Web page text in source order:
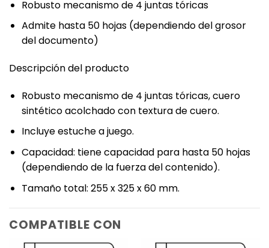
Robusto mecanismo‎ de 4 juntas tóricas
Admite hasta 50 hojas (dependiendo del grosor
del documento)‎
‎Descripción del producto‎
Robusto mecanismo de 4 juntas tóricas, cuero
sintético acolchado con textura de cuero.
Incluye estuche a juego.
Capacidad: tiene capacidad para hasta 50 hojas
(dependiendo de la fuerza del contenido). ‎
‎Tamaño total: 255 x 325 x 60 mm.
COMPATIBLE CON